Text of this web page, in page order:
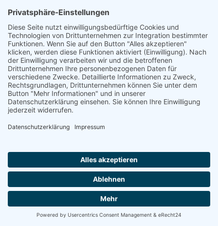
§ 13 Schutzrechte
(1) Vorbehaltlich einer abweichenden Regelung in diesen
AGB sowie imEinzelvertragstehen das Urheberrecht,
Schutzrechte an sämtlichen Gegenständen, die HENKA
durchführung überlässt oder zugänglich macht, im
Verhältnis der Parteien ausschließlich HENKA zu.
(2) Soweit HENKA an diesen Gegenständen Hinweise auf
seine Urheberschaft, auf sonstige Schutzrechte